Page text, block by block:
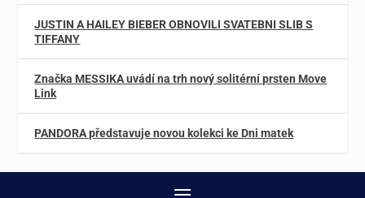
JUSTIN A HAILEY BIEBER OBNOVILI SVATEBNI SLIB S
TIFFANY
Značka MESSIKA uvádí na trh nový solitérní prsten Move
Link
PANDORA představuje novou kolekci ke Dni matek